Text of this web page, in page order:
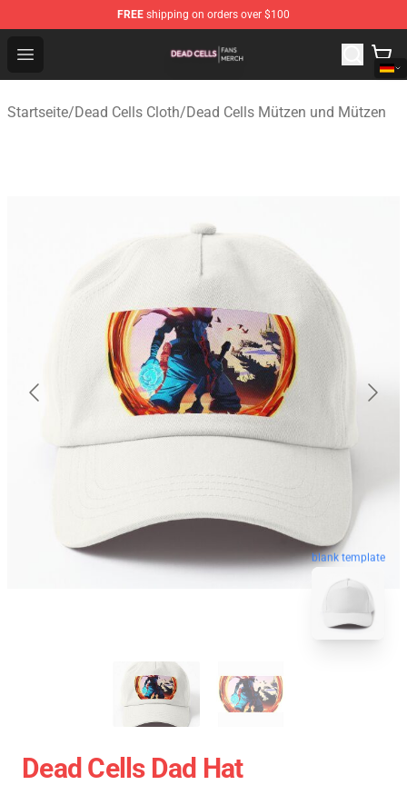
FREE shipping on orders over $100
Open menu
Dead Cells Shop - Official Dead Cells Merchandise Store
Startseite/Dead Cells Cloth/Dead Cells Mützen und Mützen
blank template
Dead Cells Dad Hat